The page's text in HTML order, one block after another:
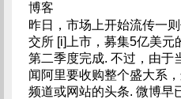
博客
昨日，市场上开始流传一
交所 [i]上市，募集5亿美元
第二季度完成. 不过，由于
闻阿里要收购整个盛大系
频道或网站的头条. 微博早